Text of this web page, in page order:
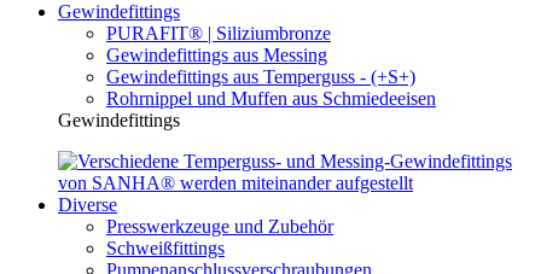
Gewindefittings
PURAFIT® | Siliziumbronze
Gewindefittings aus Messing
Gewindefittings aus Temperguss - (+S+)
Rohrnippel und Muffen aus Schmiedeeisen
Gewindefittings
Diverse
Presswerkzeuge und Zubehör
Schweißfittings